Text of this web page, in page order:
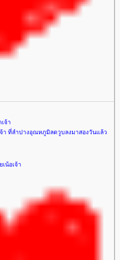
จ้า
า ที่ลำปางอุณหภูมิลดวูบลงมาสองวันแล้ว
น้อเจ้า